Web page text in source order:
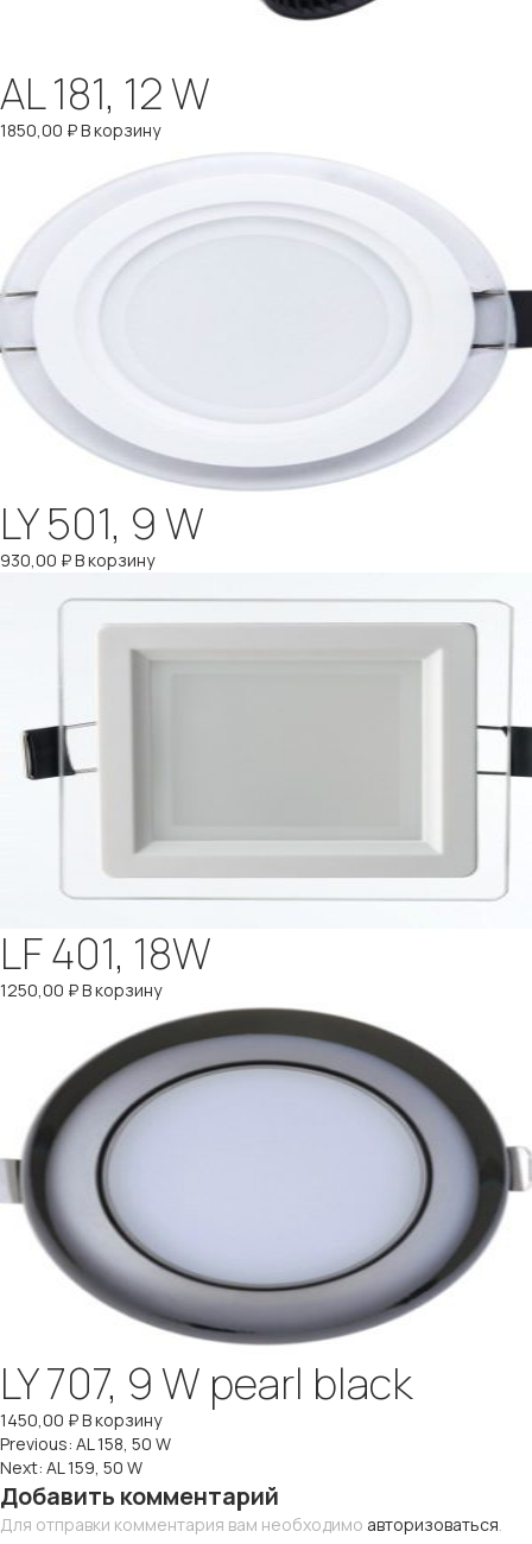
AL 181, 12 W
1850,00 ₽В корзину
LY 501, 9 W
930,00 ₽В корзину
LF 401, 18W
1250,00 ₽В корзину
LY 707, 9 W pearl black
1450,00 ₽В корзину
Навигация
по
Previous: AL 158, 50 W
Next: AL 159, 50 W
Добавить комментарий
Для отправки комментария вам необходимо авторизоваться.